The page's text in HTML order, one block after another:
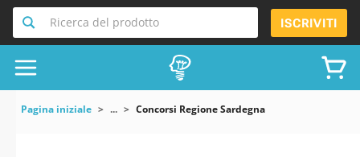
Ricerca del prodotto ISCRIVITI
Pagina iniziale ... Concorsi Regione Sardegna